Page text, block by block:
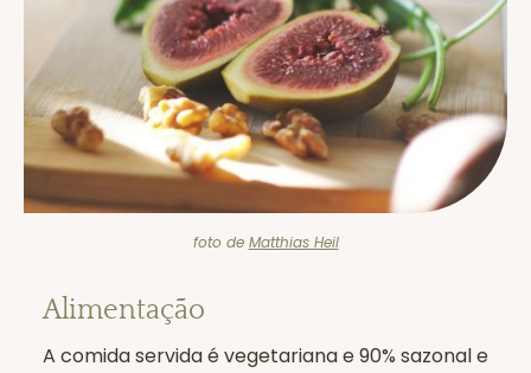
Alimentação
A comida servida é vegetariana e 90% sazonal e
foto de Matthias Heil